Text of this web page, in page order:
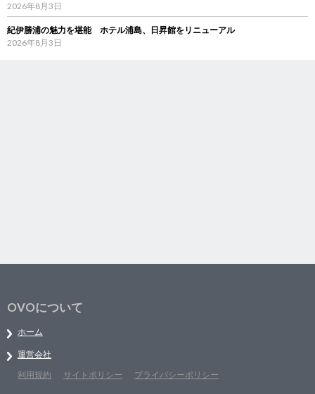
2026年8月3日
紀伊勝浦の魅力を堪能 ホテル浦島、日昇館をリニューアル
2026年8月3日
OVOについて
ホーム
運営会社
利用規約
サイトポリシー プライバシーポリシー